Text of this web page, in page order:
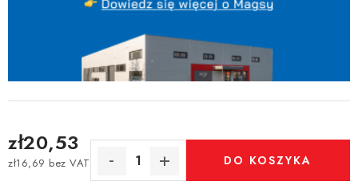
zł20,53
zł16,69 bez VAT
Cena jednostkowa:
DO KOSZYKA